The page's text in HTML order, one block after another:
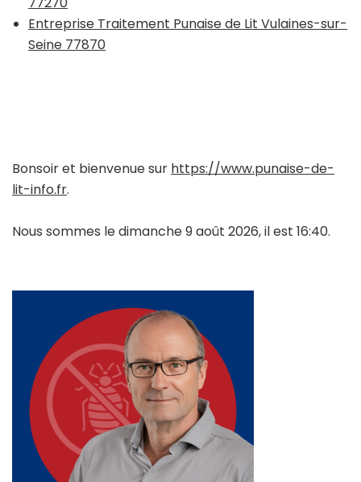
Entreprise Traitement Punaise de Lit Vulaines-sur-
Seine 77870
Bonsoir et bienvenue sur https://www.punaise-de-
lit-info.fr.
Nous sommes le dimanche 9 août 2026, il est 16:40.